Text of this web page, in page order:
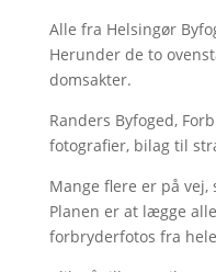
Alle fra Helsingør
Herunder de to
domsakter.
Randers Byfoged,
fotografier, bilag til
Mange flere er på
Planen er at lægge
forbryderfotos fra